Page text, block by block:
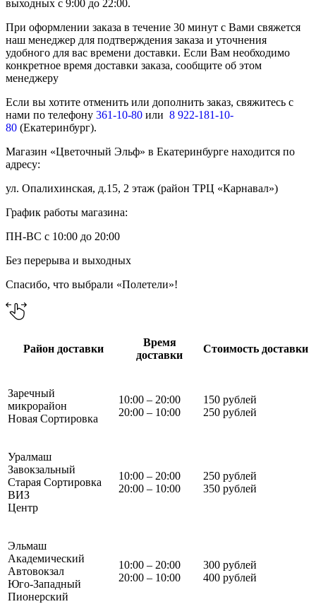
выходных с 9:00 до 22:00.
При оформлении заказа в течение 30 минут с Вами свяжется
наш менеджер для подтверждения заказа и уточнения
удобного для вас времени доставки. Если Вам необходимо
конкретное время доставки заказа, сообщите об этом
менеджеру
Если вы хотите отменить или дополнить заказ, свяжитесь с
нами по телефону 361-10-80 или 8 922-181-10-
80 (Екатеринбург).
Магазин «Цветочный Эльф» в Екатеринбурге находится по
адресу:
ул. Опалихинская, д.15, 2 этаж (район ТРЦ «Карнавал»)
График работы магазина:
ПН-ВС с 10:00 до 20:00
Без перерыва и выходных
Спасибо, что выбрали «Полетели»!
Район доставки
Время
доставки
Стоимость доставки
Заречный
микрорайон
Новая Сортировка
10:00 – 20:00
20:00 – 10:00
150 рублей
250 рублей
Уралмаш
Завокзальный
Старая Сортировка
ВИЗ
Центр
10:00 – 20:00
20:00 – 10:00
250 рублей
350 рублей
Эльмаш
Академический
Автовокзал
Юго-Западный
Пионерский
10:00 – 20:00
20:00 – 10:00
300 рублей
400 рублей